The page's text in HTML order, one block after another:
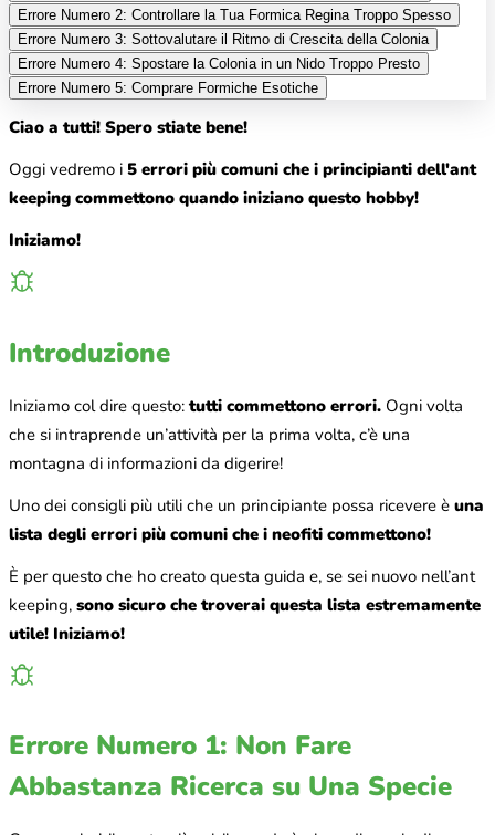
Errore Numero 2: Controllare la Tua Formica Regina Troppo Spesso
Errore Numero 3: Sottovalutare il Ritmo di Crescita della Colonia
Errore Numero 4: Spostare la Colonia in un Nido Troppo Presto
Errore Numero 5: Comprare Formiche Esotiche
Ciao a tutti! Spero stiate bene!
Oggi vedremo i 5 errori più comuni che i principianti dell'ant
keeping commettono quando iniziano questo hobby!
Iniziamo!
Introduzione
Iniziamo col dire questo:tutti commettono errori. Ogni volta
che si intraprende un’attività per la prima volta, c’è una
montagna di informazioni da digerire!
Uno dei consigli più utili che un principiante possa ricevere è una
lista degli errori più comuni che i neofiti commettono!
È per questo che ho creato questa guida e, se sei nuovo nell’ant
keeping, sono sicuro che troverai questa lista estremamente
utile! Iniziamo!
Errore Numero 1: Non Fare
Abbastanza Ricerca su Una Specie